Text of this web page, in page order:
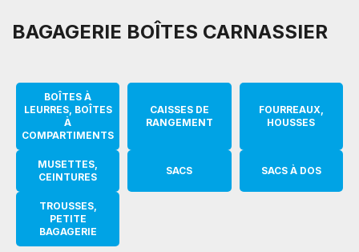
BAGAGERIE BOÎTES CARNASSIER
BOÎTES À
LEURRES, BOÎTES
À
COMPARTIMENTS
CAISSES DE
RANGEMENT
FOURREAUX,
HOUSSES
MUSETTES,
CEINTURES
SACS SACS À DOS
TROUSSES,
PETITE
BAGAGERIE